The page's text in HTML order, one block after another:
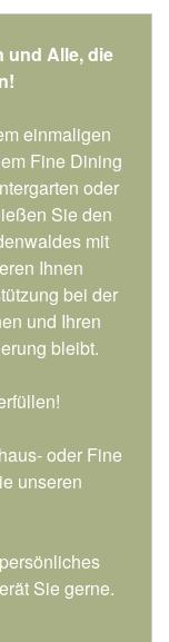
und Alle, die
einmaligen
Fine Dining
oder
Sie den
mit
Ihnen
bei der
und Ihren
bleibt.
oder Fine
unseren
Sie gerne.